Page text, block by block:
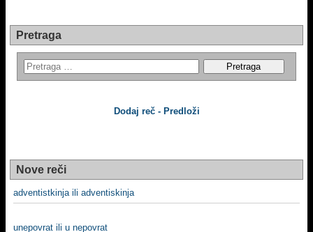
Pretraga
Dodaj reč - Predloži
Nove reči
adventistkinja ili adventiskinja
unepovrat ili u nepovrat